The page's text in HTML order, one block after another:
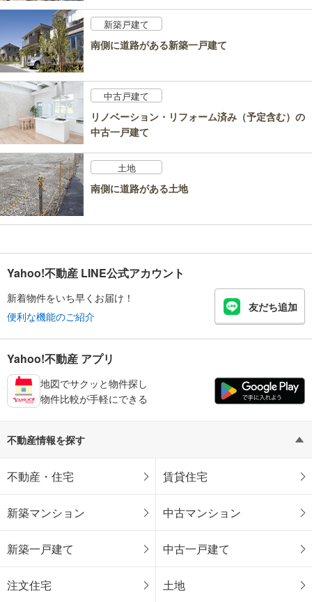
新築戸建て
南側に道路がある新築一戸建て
中古戸建て
リノベーション・リフォーム済み（予定含む）の
中古一戸建て
土地
南側に道路がある土地
Yahoo!不動産 LINE公式アカウント
新着物件をいち早くお届け！
便利な機能のご紹介
友だち追加
Yahoo!不動産 アプリ
地図でサクッと物件探し
物件比較が手軽にできる
不動産情報を探す
不動産・住宅 賃貸住宅
新築マンション 中古マンション
新築一戸建て 中古一戸建て
注文住宅 土地